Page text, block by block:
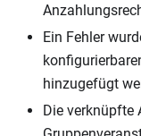
Ein Fehler
hinzugefügt
Die verknüpfte